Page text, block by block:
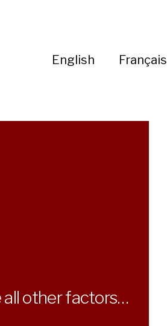
English Français
all other factors…